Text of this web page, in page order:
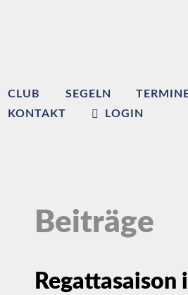
CLUB SEGELN
KONTAKT
LOGIN
Beiträge
Regattasaison